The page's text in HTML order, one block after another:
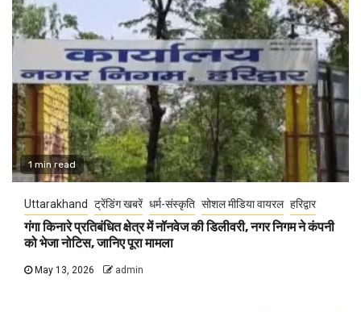
1 min read
Uttarakhand ट्रेंडिंग खबरें धर्म-संस्कृति सोशल मीडिया वायरल हरिद्वार
गंगा किनारे प्रतिबंधित क्षेत्र में नॉनवेज की डिलीवरी, नगर निगम ने कंपनी
को भेजा नोटिस, जानिए पूरा मामला
May 13, 2026 admin